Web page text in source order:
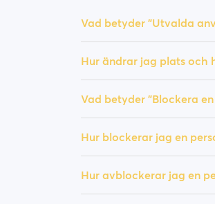
Vad betyder "Utvalda
Hur ändrar jag plats och
Vad betyder "Blockera
Hur blockerar jag en
Hur avblockerar jag en